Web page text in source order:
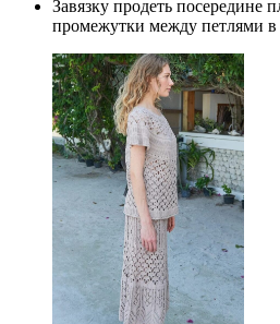
Завязку продеть посередине
промежутки между петлями в